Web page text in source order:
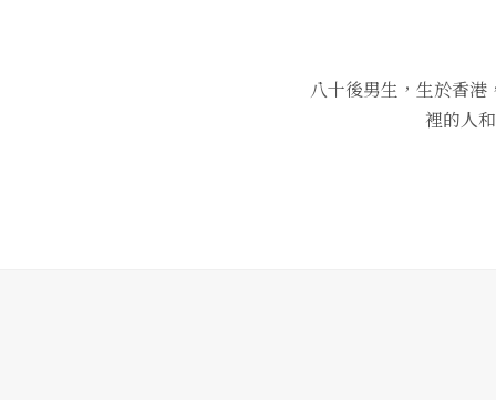
八十後男生，生於香
裡的人